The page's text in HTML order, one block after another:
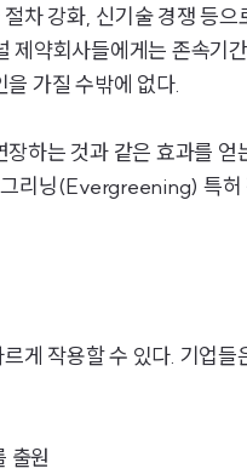
그룹소개
기업 의뢰인
차 강화, 신기술 경쟁 등으
제약회사들에게는 존속기
가질 수밖에 없다.
하는 것과 같은 효과를 얻
그리닝(Evergreening) 특허
게 작용할 수 있다. 기업들
출원